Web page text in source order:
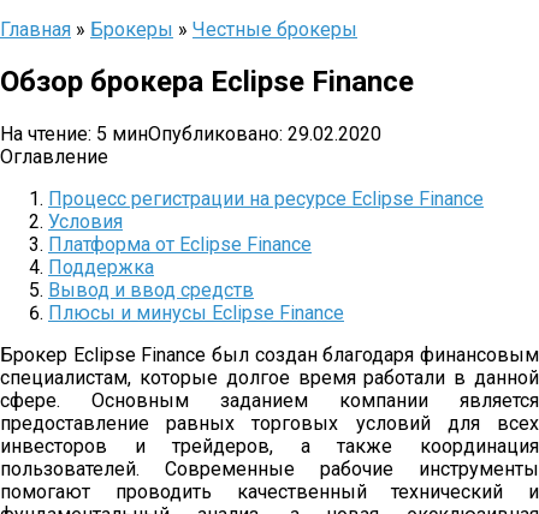
Главная » Брокеры » Честные брокеры
Обзор брокера Eclipse Finance
На чтение: 5 минОпубликовано: 29.02.2020
Оглавление
Процесс регистрации на ресурсе Eclipse Finance
Условия
Платформа от Eclipse Finance
Поддержка
Вывод и ввод средств
Плюсы и минусы Eclipse Finance
Брокер Eclipse Finance был создан благодаря финансовым
специалистам, которые долгое время работали в данной
сфере. Основным заданием компании является
предоставление равных торговых условий для всех
инвесторов и трейдеров, а также координация
пользователей. Современные рабочие инструменты
помогают проводить качественный технический и